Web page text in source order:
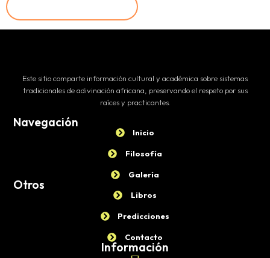
Este sitio comparte información cultural y académica sobre sistemas
tradicionales de adivinación africana, preservando el respeto por sus
raíces y practicantes.
Navegación
Inicio
Filosofía
Galería
Otros
Libros
Predicciones
Contacto
Información